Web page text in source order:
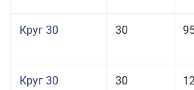
Круг 30 30
Круг 30 30